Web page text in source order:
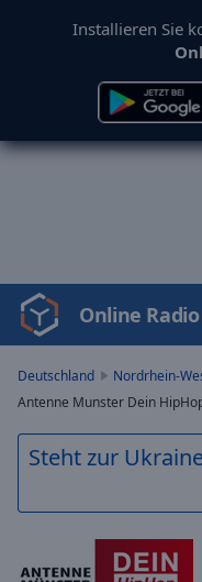
Installieren Sie
Video
Player
loading.
Video
Play
Backward
Mute
Online
Deutschland Nordrhein-
Antenne Munster Dein
Steht zur